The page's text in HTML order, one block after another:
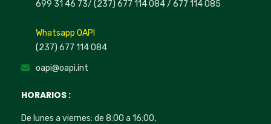
699 31 46 73/ (237) 677 114 084 / 677 114 085
Whatsapp OAPI
(237) 677 114 084
oapi@oapi.int
HORARIOS :
De lunes a viernes: de 8:00 a 16:00,